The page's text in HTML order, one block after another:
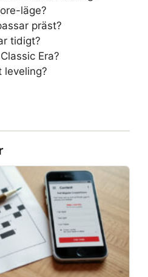
läge?
präst?
tidigt?
Era?
leveling?